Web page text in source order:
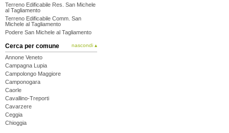
Terreno Edificabile Res. San Michele
al Tagliamento
Terreno Edificabile Comm. San
Michele al Tagliamento
Podere San Michele al Tagliamento
Cerca per comune nascondi ▴
Annone Veneto
Campagna Lupia
Campolongo Maggiore
Camponogara
Caorle
Cavallino-Treporti
Cavarzere
Ceggia
Chioggia